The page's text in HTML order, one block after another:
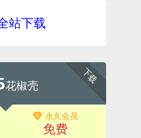
站下载
下载
花椒壳
永久会员
免费